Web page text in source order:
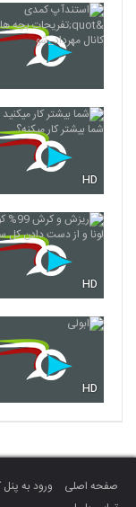
HD
HD
HD
صفحه اصلی ورود به پنل